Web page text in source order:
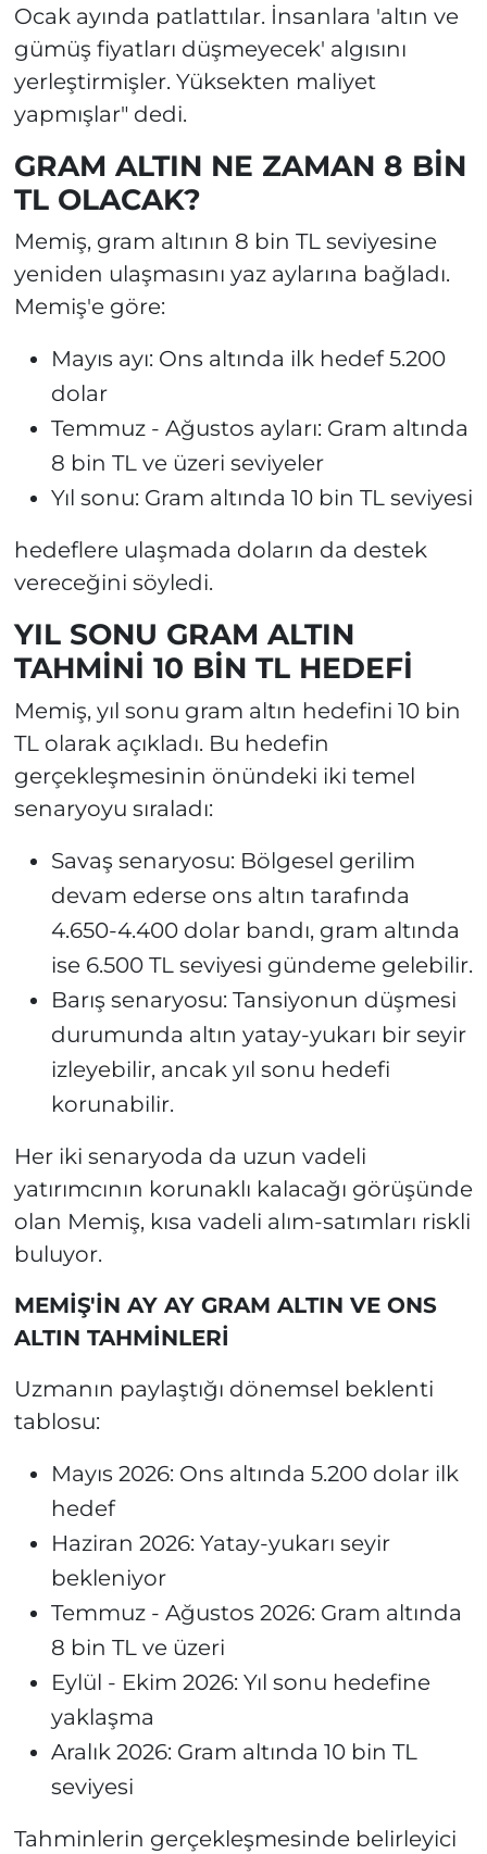
Ocak ayında patlattılar. İnsanlara 'altın ve
gümüş fiyatları düşmeyecek' algısını
yerleştirmişler. Yüksekten maliyet
yapmışlar" dedi.
GRAM ALTIN NE ZAMAN 8 BİN
TL OLACAK?
Memiş, gram altının 8 bin TL seviyesine
yeniden ulaşmasını yaz aylarına bağladı.
Memiş'e göre:
Mayıs ayı: Ons altında ilk hedef 5.200
dolar
Temmuz - Ağustos ayları: Gram altında
8 bin TL ve üzeri seviyeler
Yıl sonu: Gram altında 10 bin TL seviyesi
hedeflere ulaşmada doların da destek
vereceğini söyledi.
YIL SONU GRAM ALTIN
TAHMİNİ 10 BİN TL HEDEFİ
Memiş, yıl sonu gram altın hedefini 10 bin
TL olarak açıkladı. Bu hedefin
gerçekleşmesinin önündeki iki temel
senaryoyu sıraladı:
Savaş senaryosu: Bölgesel gerilim
devam ederse ons altın tarafında
4.650-4.400 dolar bandı, gram altında
ise 6.500 TL seviyesi gündeme gelebilir.
Barış senaryosu: Tansiyonun düşmesi
durumunda altın yatay-yukarı bir seyir
izleyebilir, ancak yıl sonu hedefi
korunabilir.
Her iki senaryoda da uzun vadeli
yatırımcının korunaklı kalacağı görüşünde
olan Memiş, kısa vadeli alım-satımları riskli
buluyor.
MEMİŞ'İN AY AY GRAM ALTIN VE ONS
ALTIN TAHMİNLERİ
Uzmanın paylaştığı dönemsel beklenti
tablosu:
Mayıs 2026: Ons altında 5.200 dolar ilk
hedef
Haziran 2026: Yatay-yukarı seyir
bekleniyor
Temmuz - Ağustos 2026: Gram altında
8 bin TL ve üzeri
Eylül - Ekim 2026: Yıl sonu hedefine
yaklaşma
Aralık 2026: Gram altında 10 bin TL
seviyesi
Tahminlerin gerçekleşmesinde belirleyici